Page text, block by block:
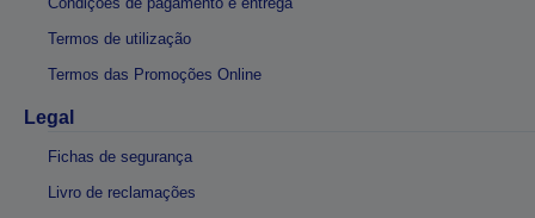
Termos de utilização
Termos das Promoções Online
Legal
Fichas de segurança
Livro de reclamações